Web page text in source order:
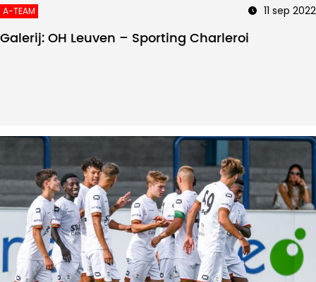
A-TEAM 11 sep 2022
Galerij: OH Leuven – Sporting Charleroi